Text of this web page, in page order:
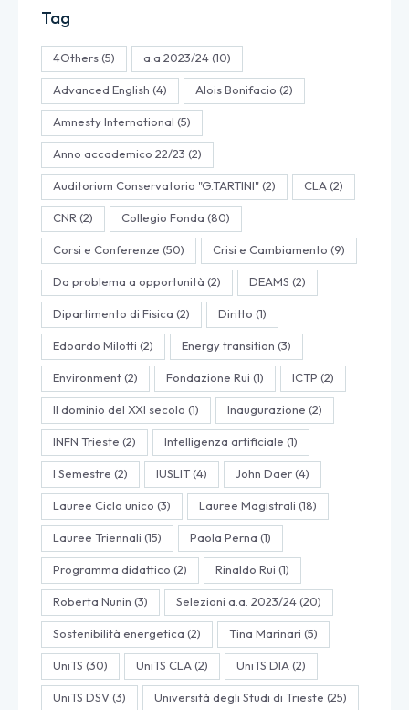
Tag
4Others(5) a.a 2023/24(10)
Advanced English (4) Alois Bonifacio (2)
Amnesty International (5)
Anno accademico 22/23 (2)
Auditorium Conservatorio "G.TARTINI"(2) CLA (2)
CNR (2) Collegio Fonda (80)
Corsi e Conferenze (50) Crisi e Cambiamento (9)
Da problema a opportunità (2) DEAMS (2)
Dipartimento di Fisica (2) Diritto (1)
Edoardo Milotti (2) Energy transition (3)
Environment(2) Fondazione Rui (1) ICTP (2)
Il dominio del XXI secolo (1) Inaugurazione (2)
INFN Trieste (2) Intelligenza artificiale (1)
I Semestre (2) IUSLIT(4) John Daer(4)
Lauree Ciclo unico (3) Lauree Magistrali (18)
Lauree Triennali (15) Paola Perna (1)
Programma didattico (2) Rinaldo Rui (1)
Roberta Nunin (3) Selezioni a.a. 2023/24(20)
Sostenibilità energetica (2) Tina Marinari (5)
UniTS (30) UniTS CLA (2) UniTS DIA (2)
UniTS DSV(3) Università degli Studi di Trieste (25)